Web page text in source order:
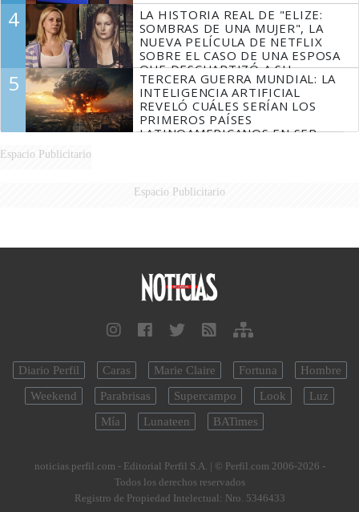
4
LA HISTORIA REAL DE "ELIZE:
SOMBRAS DE UNA MUJER", LA
NUEVA PELÍCULA DE NETFLIX
SOBRE EL CASO DE UNA ESPOSA
QUE DESCUARTIZÓ A SU
MARIDO
5
TERCERA GUERRA MUNDIAL: LA
INTELIGENCIA ARTIFICIAL
REVELÓ CUÁLES SERÍAN LOS
PRIMEROS PAÍSES
LATINOAMERICANOS EN SER
Espacio Publicitario
Espacio Publicitario
Diario Perfil Caras Marie Claire Fortuna
Hombre
Weekend
Parabrisas Supercampo Look
Luz
Mía
Lunateen BATimes
noticias.perfil.com - Editorial Perfil S.A. | © Perfil.com 2006-2026 -
Todos los derechos reservados
Registro de Propiedad Intelectual: Nro. 5346433